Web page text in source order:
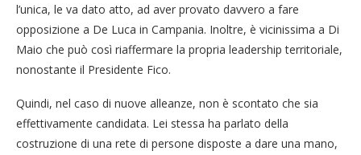
l’unica, le va dato atto, ad aver provato davvero a fare
opposizione a De Luca in Campania. Inoltre, è vicinissima a Di
Maio che può così riaffermare la propria leadership territoriale,
nonostante il Presidente Fico.
Quindi, nel caso di nuove alleanze, non è scontato che sia
effettivamente candidata. Lei stessa ha parlato della
costruzione di una rete di persone disposte a dare una mano,